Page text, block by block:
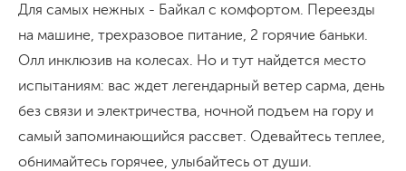
Для самых нежных - Байкал с комфортом. Переезды
на машине, трехразовое питание, 2 горячие баньки.
Олл инклюзив на колесах. Но и тут найдется место
испытаниям: вас ждет легендарный ветер сарма, день
без связи и электричества, ночной подъем на гору и
самый запоминающийся рассвет. Одевайтесь теплее,
обнимайтесь горячее, улыбайтесь от души.